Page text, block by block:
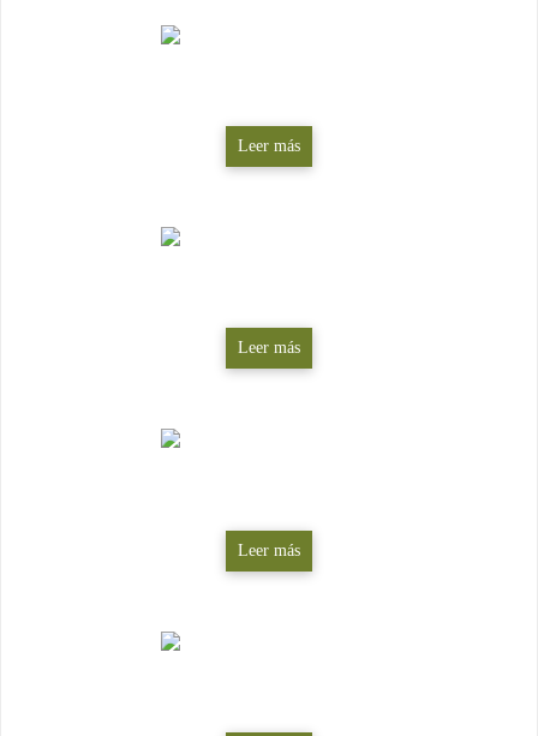
Leer más
Leer más
Leer más